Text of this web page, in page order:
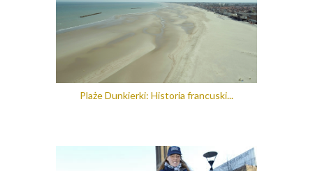
Plaże Dunkierki: Historia francuski...